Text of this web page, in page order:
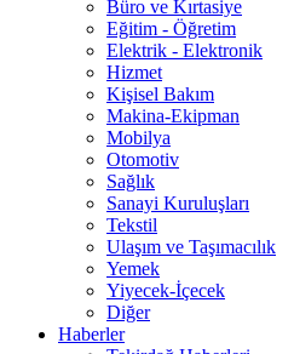
Büro ve Kırtasiye
Eğitim - Öğretim
Elektrik - Elektronik
Hizmet
Kişisel Bakım
Makina-Ekipman
Mobilya
Otomotiv
Sağlık
Sanayi Kuruluşları
Tekstil
Ulaşım ve Taşımacılık
Yemek
Yiyecek-İçecek
Diğer
Haberler